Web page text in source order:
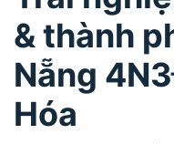
& thành
Nẵng
Hóa